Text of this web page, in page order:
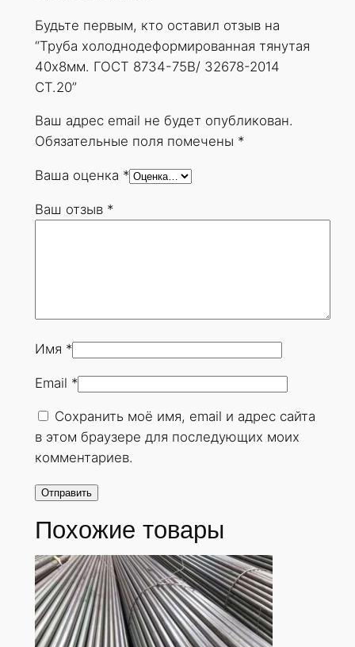
Будьте первым, кто оставил отзыв на
“Труба холоднодеформированная тянутая
40х8мм. ГОСТ 8734-75В/ 32678-2014
СТ.20”
Ваш адрес email не будет опубликован.
Обязательные поля помечены *
Ваша оценка *
Ваш отзыв *
Имя *
Email *
Сохранить моё имя, email и адрес сайта
в этом браузере для последующих моих
комментариев.
Похожие товары